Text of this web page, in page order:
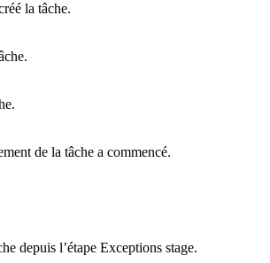
la tâche.
de la tâche a commencé.
depuis l’étape Exceptions stage.